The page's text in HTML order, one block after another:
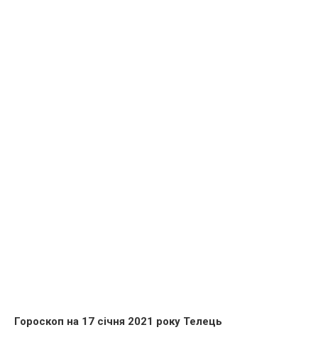
Гороскоп на 17 січня 2021 року Телець